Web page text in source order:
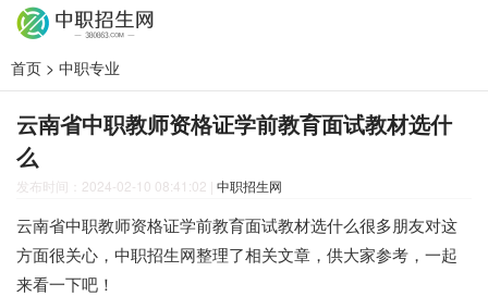
首页 > 中职专业
云南省中职教师资格证学前教育面试教材选什
么
发布时间：2024-02-10 08:41:02 | 中职招生网
云南省中职教师资格证学前教育面试教材选什么很多朋友对这
方面很关心，中职招生网整理了相关文章，供大家参考，一起
来看一下吧！